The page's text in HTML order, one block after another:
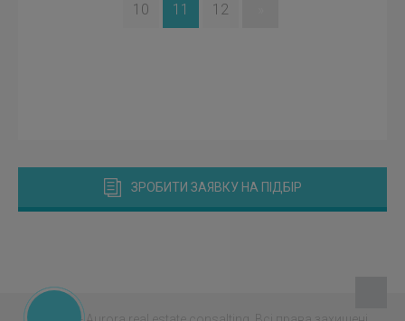
10 11 12
ЗРОБИТИ ЗАЯВКУ НА ПІДБІР